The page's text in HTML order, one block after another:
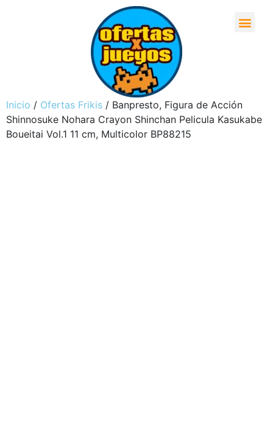
Inicio / Ofertas Frikis / Banpresto, Figura de Acción
Shinnosuke Nohara Crayon Shinchan Pelicula Kasukabe
Boueitai Vol.1 11 cm, Multicolor BP88215